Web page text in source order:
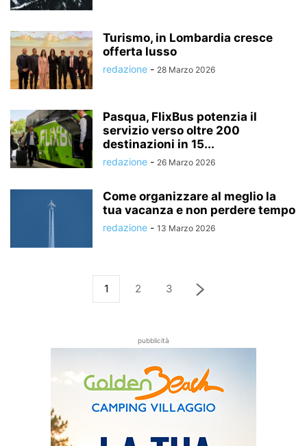
Turismo, in Lombardia cresce
offerta lusso
redazione - 28 Marzo 2026
Pasqua, FlixBus potenzia il
servizio verso oltre 200
destinazioni in 15...
redazione - 26 Marzo 2026
Come organizzare al meglio la
tua vacanza e non perdere tempo
redazione - 13 Marzo 2026
1 2 3
pubblicità